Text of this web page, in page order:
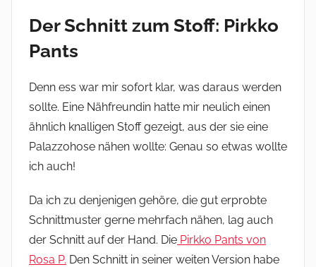
Der Schnitt zum Stoff: Pirkko
Pants
Denn ess war mir sofort klar, was daraus werden
sollte. Eine Nähfreundin hatte mir neulich einen
ähnlich knalligen Stoff gezeigt, aus der sie eine
Palazzohose nähen wollte: Genau so etwas wollte
ich auch!
Da ich zu denjenigen gehöre, die gut erprobte
Schnittmuster gerne mehrfach nähen, lag auch
der Schnitt auf der Hand. Die Pirkko Pants von
Rosa P. Den Schnitt in seiner weiten Version habe